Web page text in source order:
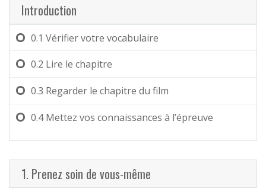
Introduction
0.1 Vérifier votre vocabulaire
0.2 Lire le chapitre
0.3 Regarder le chapitre du film
0.4Mettez vos connaissances à l’épreuve
1. Prenez soin de vous-même